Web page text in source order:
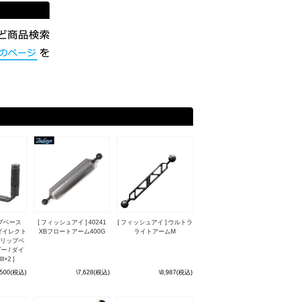
ベース
レクト
ップベ
/ ダイ
]
税込)
[ フィッシュアイ ] 40241
XBフロートアーム400G
\7,628(税込)
[ フィッシュアイ ] ウルトラ
ライトアームM
\8,987(税込)